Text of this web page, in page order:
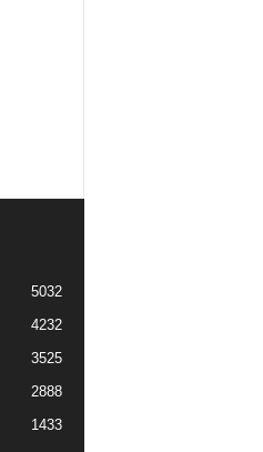
5032
4232
3525
2888
1433